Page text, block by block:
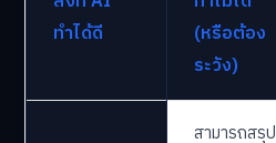
ทำได้ดี
(หรือต้อง
ระวัง)
สามารถสรุป